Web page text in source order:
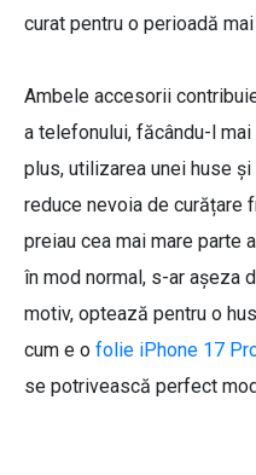
curat pentru o perioadă
Ambele accesorii
a telefonului, făcându-l
plus, utilizarea unei huse
reduce nevoia de curățare
preiau cea mai mare parte
în mod normal, s-ar așeza
motiv, optează pentru o
cum e o folie iPhone 17
se potrivească perfect